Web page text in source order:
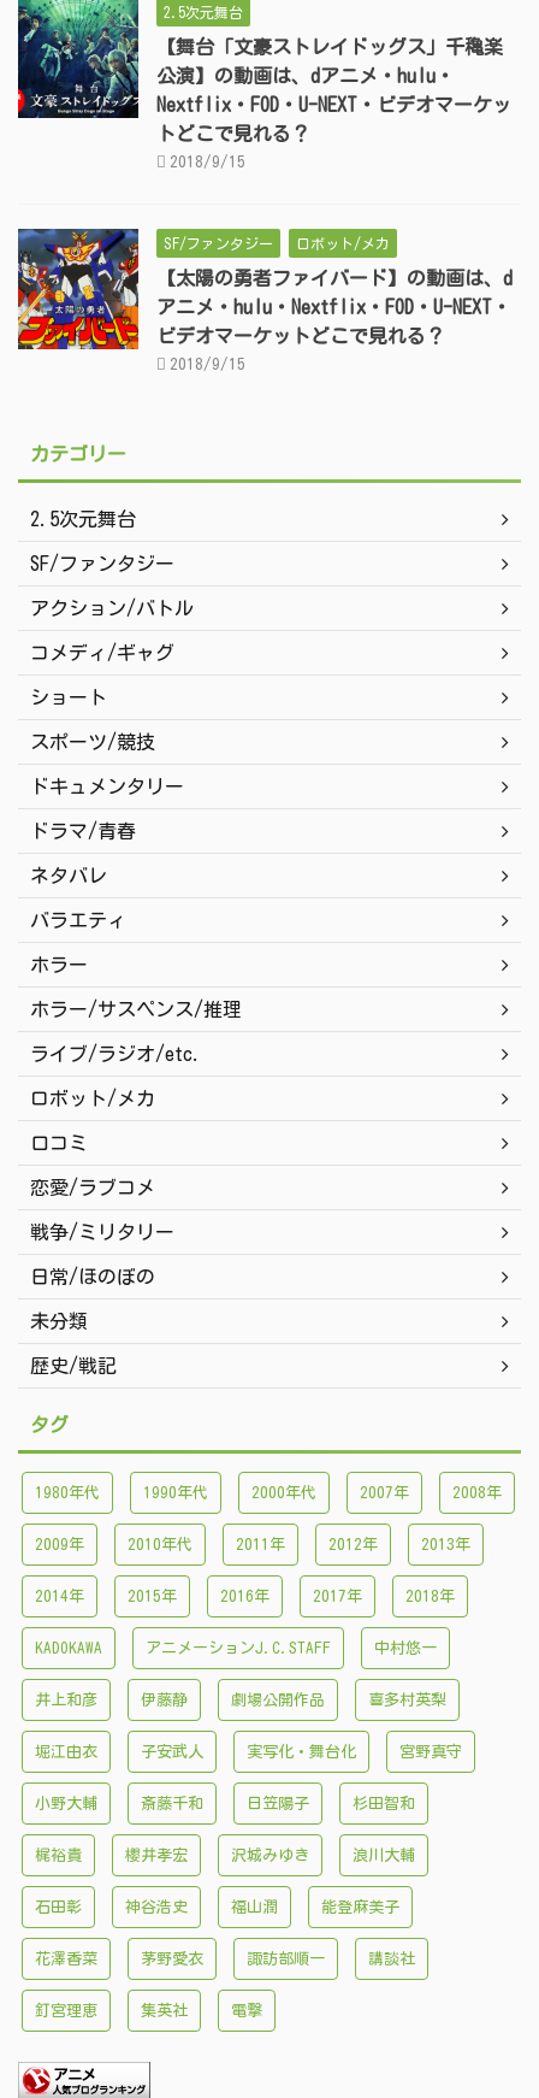
2.5次元舞台
【舞台「文豪ストレイドッグス」千穐楽
公演】の動画は、dアニメ・hulu・
Nextflix・FOD・U-NEXT・ビデオマーケッ
トどこで見れる？
2018/9/15
SF/ファンタジー ロボット/メカ
【太陽の勇者ファイバード】の動画は、d
アニメ・hulu・Nextflix・FOD・U-NEXT・
ビデオマーケットどこで見れる？
2018/9/15
カテゴリー
2.5次元舞台
SF/ファンタジー
アクション/バトル
コメディ/ギャグ
ショート
スポーツ/競技
ドキュメンタリー
ドラマ/青春
ネタバレ
バラエティ
ホラー
ホラー/サスペンス/推理
ライブ/ラジオ/etc.
ロボット/メカ
口コミ
恋愛/ラブコメ
戦争/ミリタリー
日常/ほのぼの
未分類
歴史/戦記
タグ
1980年代 1990年代 2000年代 2007年 2008年
2009年 2010年代 2011年 2012年 2013年
2014年 2015年 2016年 2017年 2018年
KADOKAWA アニメーションJ.C.STAFF 中村悠一
井上和彦 伊藤静 劇場公開作品 喜多村英梨
堀江由衣 子安武人 実写化・舞台化 宮野真守
小野大輔 斎藤千和 日笠陽子 杉田智和
梶裕貴 櫻井孝宏 沢城みゆき 浪川大輔
石田彰 神谷浩史 福山潤 能登麻美子
花澤香菜 茅野愛衣 諏訪部順一 講談社
釘宮理恵 集英社 電撃